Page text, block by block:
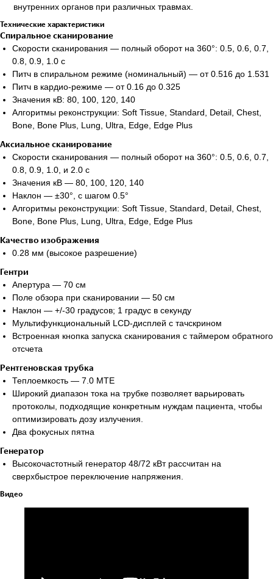
внутренних органов при различных травмах.
Технические характеристики
Спиральное сканирование
Скорости сканирования — полный оборот на 360°: 0.5, 0.6, 0.7,
0.8, 0.9, 1.0 с
Питч в спиральном режиме (номинальный) — от 0.516 до 1.531
Питч в кардио-режиме — от 0.16 до 0.325
Значения кВ: 80, 100, 120, 140
Алгоритмы реконструкции: Soft Tissue, Standard, Detail, Chest,
Bone, Bone Plus, Lung, Ultra, Edge, Edge Plus
Аксиальное сканирование
Скорости сканирования — полный оборот на 360°: 0.5, 0.6, 0.7,
0.8, 0.9, 1.0, и 2.0 с
Значения кВ — 80, 100, 120, 140
Наклон — ±30°, с шагом 0.5°
Алгоритмы реконструкции: Soft Tissue, Standard, Detail, Chest,
Bone, Bone Plus, Lung, Ultra, Edge, Edge Plus
Качество изображения
0.28 мм (высокое разрешение)
Гентри
Апертура — 70 см
Поле обзора при сканировании — 50 см
Наклон — +/-30 градусов; 1 градус в секунду
Мультифункциональный LCD-дисплей с тачскрином
Встроенная кнопка запуска сканирования с таймером обратного
отсчета
Рентгеновская трубка
Теплоемкость — 7.0 МТЕ
Широкий диапазон тока на трубке позволяет варьировать
протоколы, подходящие конкретным нуждам пациента, чтобы
оптимизировать дозу излучения.
Два фокусных пятна
Генератор
Высокочастотный генератор 48/72 кВт рассчитан на
сверхбыстрое переключение напряжения.
Видео
Есть вопросы?
Оставьте номер и мы перезвоним!
Позвоните мне
Официальный
дистрибьютор медицинского
оборудования
Основное
Каталог
Новости